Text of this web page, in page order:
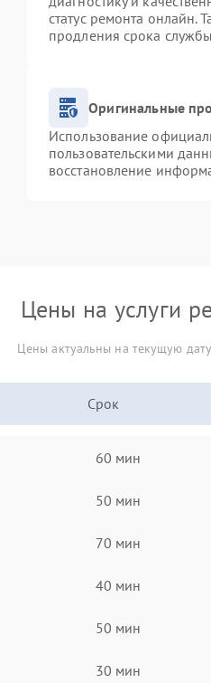
статус ремонта онлайн.
продления срока
Оригинальные
Использование
пользовательскими
восстановление
Цены на услуги
Цены актуальны на текущую
Срок
60 мин
50 мин
70 мин
40 мин
50 мин
30 мин